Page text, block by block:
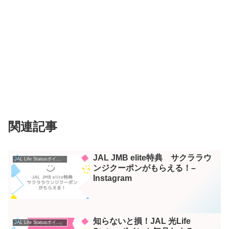
関連記事
JAL Life Statusポイント – Instagram
JAL JMB elite特典 サクララウ
ンジクーポンがもらえる！–
Instagram
JAL Life Statusポイント – Instagram
知らないと損！JAL 光Life